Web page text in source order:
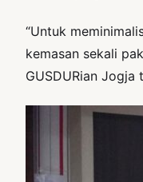
“Untuk
kemasan sekali
GUSDURian Jogja